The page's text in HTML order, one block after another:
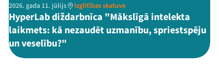
2026. gada 11. jūlijs Izglītības skatuve
HyperLab diždarbnīca "Mākslīgā intelekta
laikmets: kā nezaudēt uzmanību, spriestspēju
un veselību?"